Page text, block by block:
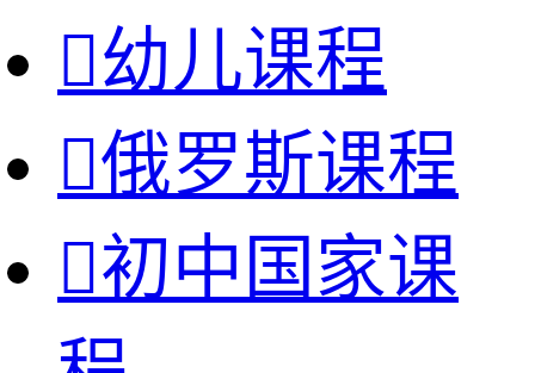
幼儿课程
俄罗斯课程
初中国家课